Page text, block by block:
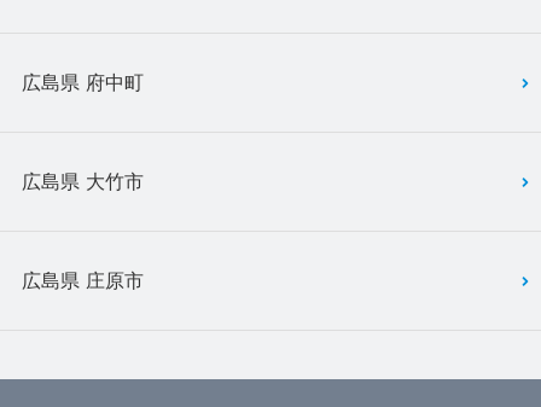
広島県 府中町
広島県 大竹市
広島県 庄原市